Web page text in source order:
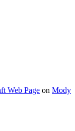
Web Page on Mody